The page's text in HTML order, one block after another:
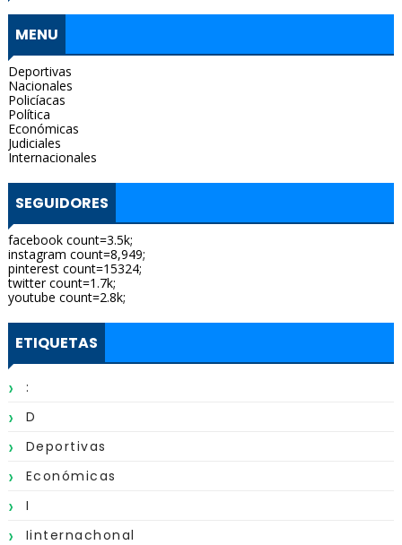
MENU
Deportivas
Nacionales
Policíacas
Política
Económicas
Judiciales
Internacionales
SEGUIDORES
facebook count=3.5k;
instagram count=8,949;
pinterest count=15324;
twitter count=1.7k;
youtube count=2.8k;
ETIQUETAS
:
D
Deportivas
Económicas
I
Iinternachonal